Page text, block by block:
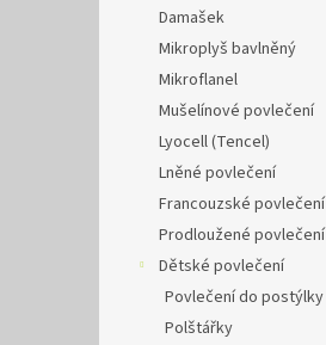
Damašek
Mikroplyš bavlněný
Mikroflanel
Mušelínové povlečení
Lyocell (Tencel)
Lněné povlečení
Francouzské povlečení
Prodloužené povlečení
Dětské povlečení
Povlečení do postýlky
Polštářky